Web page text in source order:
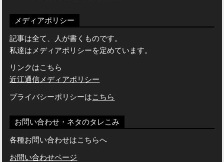
メディアポリシー
記事は全て、人が書くものです。
私達はメディアポリシーを定めています。
リンクはこちら
近江通信メディアポリシー
プライバシーポリシーはこちら
お問い合わせ・ネタのタレこみ
各種お問い合わせはこちらへ
お問い合わせページ